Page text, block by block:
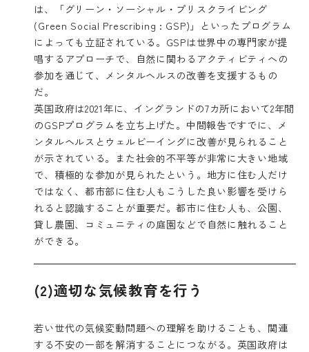
は、
「グリーン・ソーシャル・プリスクライビング
(Green Social Prescribing : GSP)」
といったプログラム
によっても立証されている。GSPは世界中の専門家が提
唱するアプローチで、自然に関わるアクティビティへの
参加を通じて、メンタルヘルスの改善を支援するもの
だ。
英国政府は2021年に、イングランドの7カ所において2年間
のGSPプログラムを立ち上げた。中間報告ですでに、メ
ンタルヘルスとウェルビーイングに改善が見られること
が示されている。また社会的不平等が非常に大きい地域
で、積極的な参加が見られたという。地方に住む人だけ
ではなく、都市部に住む人もこうした良い影響を受けら
れると認識することが重要だ。都市に住む人も、公園、
貸し農園、コミュニティの庭園などで自然に触れること
ができる。
(2)適切な気候教育を行う
若い世代の気候変動問題への理解を助けることも、関連
する不安の一部を解消することにつながる。英国政府は